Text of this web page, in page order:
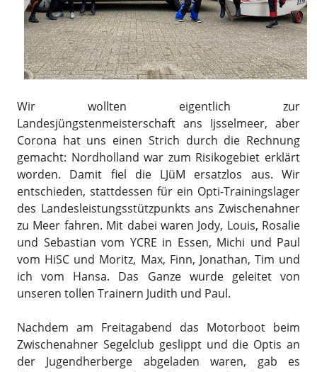
Wir wollten eigentlich zur
Landesjüngstenmeisterschaft ans Ijsselmeer, aber
Corona hat uns einen Strich durch die Rechnung
gemacht: Nordholland war zum Risikogebiet erklärt
worden. Damit fiel die LJüM ersatzlos aus. Wir
entschieden, stattdessen für ein Opti-Trainingslager
des Landesleistungsstützpunkts ans Zwischenahner
zu Meer fahren. Mit dabei waren Jody, Louis, Rosalie
und Sebastian vom YCRE in Essen, Michi und Paul
vom HiSC und Moritz, Max, Finn, Jonathan, Tim und
ich vom Hansa. Das Ganze wurde geleitet von
unseren tollen Trainern Judith und Paul.
Nachdem am Freitagabend das Motorboot beim
Zwischenahner Segelclub geslippt und die Optis an
der Jugendherberge abgeladen waren, gab es